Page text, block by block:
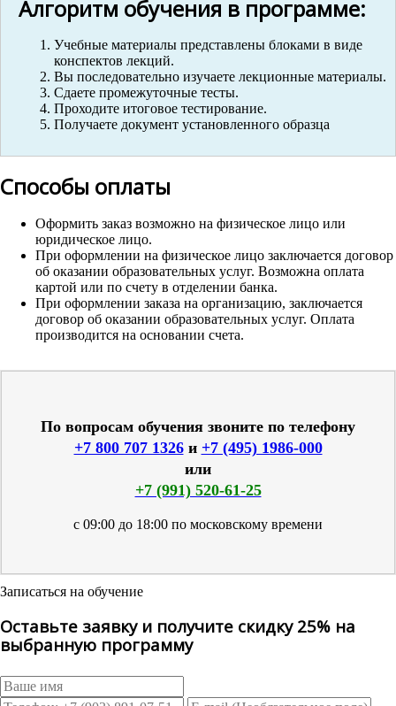
Алгоритм обучения в программе:
Учебные материалы представлены блоками в виде
конспектов лекций.
Вы последовательно изучаете лекционные материалы.
Сдаете промежуточные тесты.
Проходите итоговое тестирование.
Получаете документ установленного образца
Способы оплаты
Оформить заказ возможно на физическое лицо или
юридическое лицо.
При оформлении на физическое лицо заключается договор
об оказании образовательных услуг. Возможна оплата
картой или по счету в отделении банка.
При оформлении заказа на организацию, заключается
договор об оказании образовательных услуг. Оплата
производится на основании счета.
По вопросам обучения звоните по телефону
+7 800 707 1326и +7 (495) 1986-000
или
+7 (991) 520-61-25
с 09:00 до 18:00 по московскому времени
Записаться на обучение
Оставьте заявку и получите скидку 25% на
выбранную программу